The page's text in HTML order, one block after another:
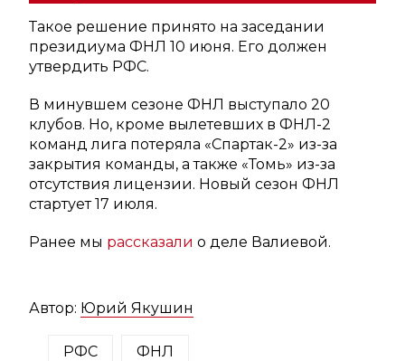
Такое решение принято на заседании
президиума ФНЛ 10 июня. Его должен
утвердить РФС.
В минувшем сезоне ФНЛ выступало 20
клубов. Но, кроме вылетевших в ФНЛ-2
команд лига потеряла «Спартак-2» из-за
закрытия команды, а также «Томь» из-за
отсутствия лицензии. Новый сезон ФНЛ
стартует 17 июля.
Ранее мы рассказали о деле Валиевой.
Автор: Юрий Якушин
РФС ФНЛ